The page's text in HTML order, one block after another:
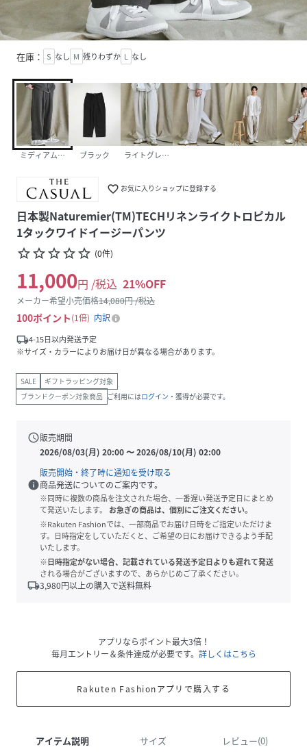
在庫： S なし M 残りわずか L なし
ミディアムグレー ブラック ライトグレージュ
favorite_border お気に入りショップに登録する
日本製Naturemier(TM)TECHリネンライクトロピカル
1タックワイドイージーパンツ
star_borderstar_borderstar_borderstar_borderstar_border (0件)
11,000円 /税込 21%OFF
メーカー希望小売価格14,080円 /税込
100ポイント 1倍
内訳
local_shipping4-15日以内発送予定
※サイズ・カラーによりお届け日が異なる場合があります。
SALE
ギフトラッピング対象
ブランドクーポン対象商品 ご利用にはログイン ・獲得が必要です。
schedule販売期間
2026/08/03(月) 20:00〜2026/08/10(月) 02:00
販売開始・終了時に通知を受け取る
info商品発送についてのご案内です。
※同時に複数の商品を注文された場合、一番遅い発送予定日にまとめ
て発送いたします。
お急ぎの商品は、個別にご注文ください。
※Rakuten Fashionでは、一部商品でお届け日時をご指定いただけま
す。日時指定をしていただくと、ご希望の日にお届けできるよう手配
いたします。
※日時指定がない場合、記載されている発送予定日よりも遅れて発送
される場合がございますので、あらかじめご了承ください。
local_shipping3,980円以上の購入で送料無料
アプリならポイント最大3倍！
毎月エントリー＆条件達成が必要です。 詳しくはこちら
Rakuten Fashionアプリで購入する
アイテム説明 サイズ レビュー(0)